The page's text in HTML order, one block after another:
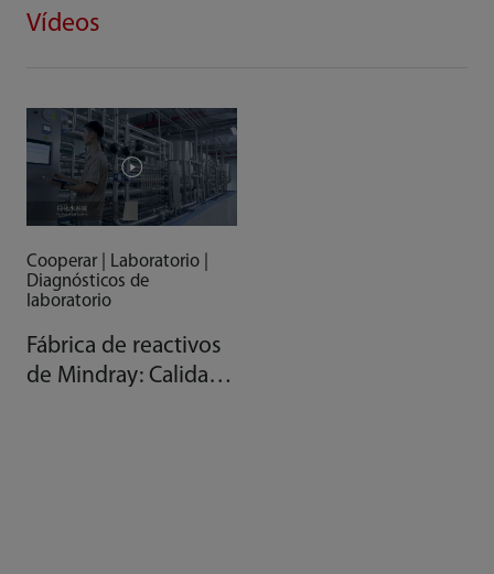
Vídeos
Cooperar | Laboratorio |
Diagnósticos de
laboratorio
Fábrica de reactivos
de Mindray: Calidad